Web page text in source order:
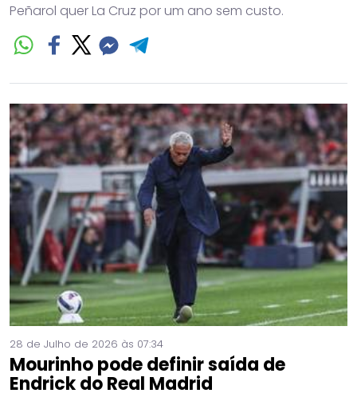
Peñarol quer La Cruz por um ano sem custo.
28 de Julho de 2026 às 07:34
Mourinho pode definir saída de
Endrick do Real Madrid